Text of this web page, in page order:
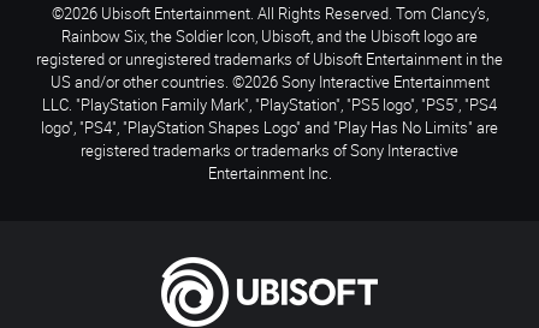
©2026 Ubisoft Entertainment. All Rights Reserved. Tom Clancy’s,
Rainbow Six, the Soldier Icon, Ubisoft, and the Ubisoft logo are
registered or unregistered trademarks of Ubisoft Entertainment in the
US and/or other countries. ©2026 Sony Interactive Entertainment
LLC. "PlayStation Family Mark", "PlayStation", "PS5 logo", "PS5", "PS4
logo", "PS4", "PlayStation Shapes Logo" and "Play Has No Limits" are
registered trademarks or trademarks of Sony Interactive
Entertainment Inc.